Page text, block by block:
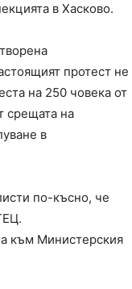
в Хасково.
протест не
на 250 човека от
срещата на
в
по-късно, че
към Министерския